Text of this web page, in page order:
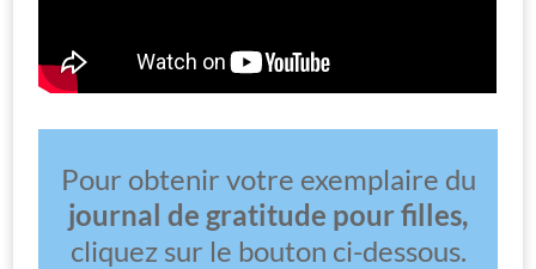
Pour obtenir votre exemplaire du
journal de gratitude pour filles,
cliquez sur le bouton ci-dessous.